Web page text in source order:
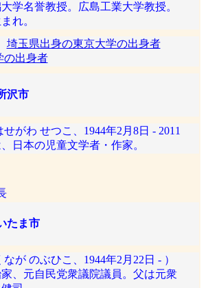
学名誉教授。広島工業大学教授。
れ。
埼玉県出身の東京大学の出身者
の出身者
沢市
がわ せつこ、1944年2月8日 - 2011
日本の児童文学者・作家。
たま市
が のぶひこ、1944年2月22日 - ）
、元自民党衆議院議員。父は元衆